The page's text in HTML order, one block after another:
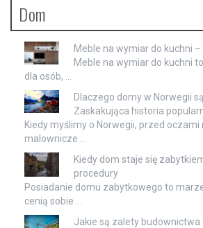
Dom
Meble na wymiar do kuchni
Meble na wymiar do kuchni
dla osób, …
Dlaczego domy w Norwegii
Zaskakująca historia
Kiedy myślimy o Norwegii, przed oczami
malownicze …
Kiedy dom staje się
procedury
Posiadanie domu zabytkowego to
cenią sobie …
Jakie są zalety budownictwa